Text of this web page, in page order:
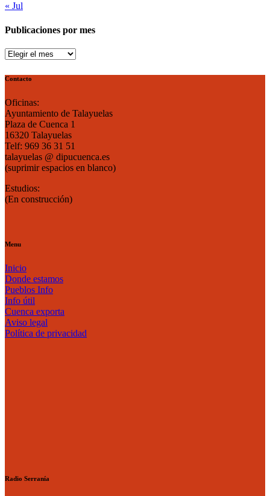
« Jul
Publicaciones por mes
Publicaciones
mes
Contacto
Oficinas:
Ayuntamiento de Talayuelas
Plaza de Cuenca 1
16320 Talayuelas
Telf: 969 36 31 51
talayuelas @ dipucuenca.es
(suprimir espacios en blanco)
Estudios:
(En construcción)
Menu
Inicio
Donde estamos
Pueblos Info
Info útil
Cuenca exporta
Aviso legal
Política de privacidad
Radio Serranía